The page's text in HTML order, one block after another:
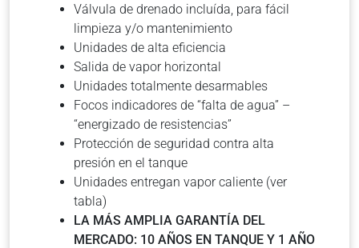
Válvula de drenado incluída, para fácil
limpieza y/o mantenimiento
Unidades de alta eficiencia
Salida de vapor horizontal
Unidades totalmente desarmables
Focos indicadores de “falta de agua” –
“energizado de resistencias”
Protección de seguridad contra alta
presión en el tanque
Unidades entregan vapor caliente (ver
tabla)
LA MÁS AMPLIA GARANTÍA DEL
MERCADO: 10 AÑOS EN TANQUE Y 1 AÑO